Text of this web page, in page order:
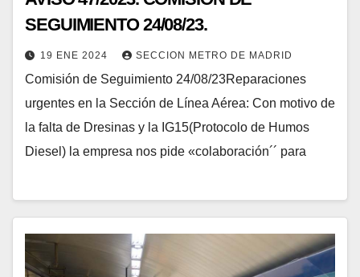
SEGUIMIENTO 24/08/23.
19 ENE 2024 SECCION METRO DE MADRID
Comisión de Seguimiento 24/08/23Reparaciones
urgentes en la Sección de Línea Aérea: Con motivo de
la falta de Dresinas y la IG15(Protocolo de Humos
Diesel) la empresa nos pide «colaboración´´ para